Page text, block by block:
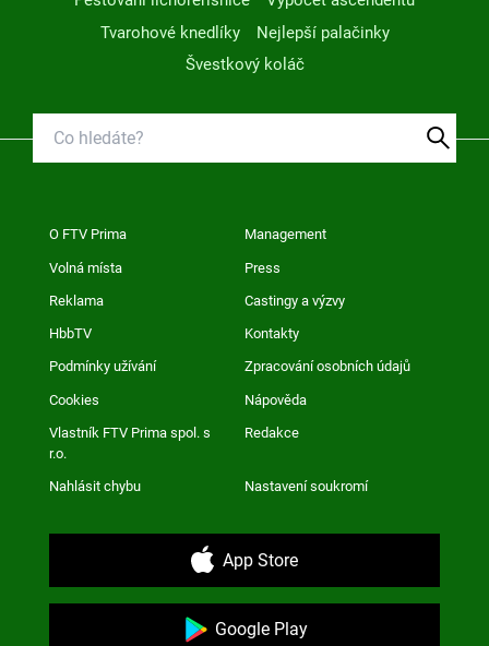
Tvarohové knedlíky
Nejlepší palačinky
Švestkový koláč
O FTV Prima Management
Volná místa Press
Reklama Castingy a výzvy
HbbTV Kontakty
Podmínky užívání Zpracování osobních údajů
Cookies Nápověda
Vlastník FTV Prima spol. s
r.o.
Redakce
Nahlásit chybu Nastavení soukromí
App Store
Google Play